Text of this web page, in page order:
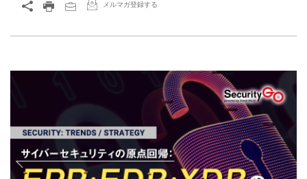
メルマガ登録する